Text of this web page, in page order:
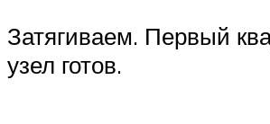
Затягиваем. Первый
узел готов.